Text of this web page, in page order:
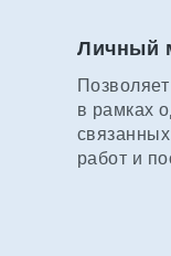
Личный
в рамках
работ и